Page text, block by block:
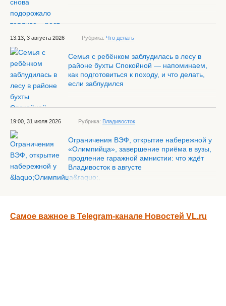
13:13, 3 августа 2026 Рубрика: Что делать
Семья с ребёнком заблудилась в лесу в
районе бухты Спокойной — напоминаем,
как подготовиться к походу, и что делать,
если заблудился
19:00, 31 июля 2026 Рубрика: Владивосток
Ограничения ВЭФ, открытие набережной у
«Олимпийца», завершение приёма в вузы,
продление гаражной амнистии: что ждёт
Владивосток в августе
Самое важное в Telegram-канале Новостей VL.ru